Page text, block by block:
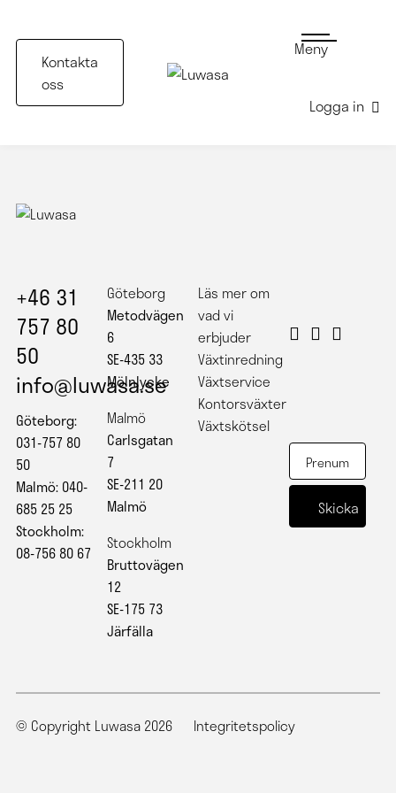
Kontakta
oss
Meny
Logga in
Större Amate träd i Cadabra kruka
+46 31
757 80
50
info@luwasa.se
Göteborg:
031-757 80
50
Malmö: 040-
685 25 25
Stockholm:
08-756 80 67
Göteborg
Metodvägen
6
SE-435 33
Mölnlycke
Malmö
Carlsgatan
7
SE-211 20
Malmö
Stockholm
Bruttovägen
12
SE-175 73
Järfälla
Läs mer om
vad vi
erbjuder
Växtinredning
Växtservice
Kontorsväxter
Växtskötsel
© Copyright Luwasa 2026 Integritetspolicy